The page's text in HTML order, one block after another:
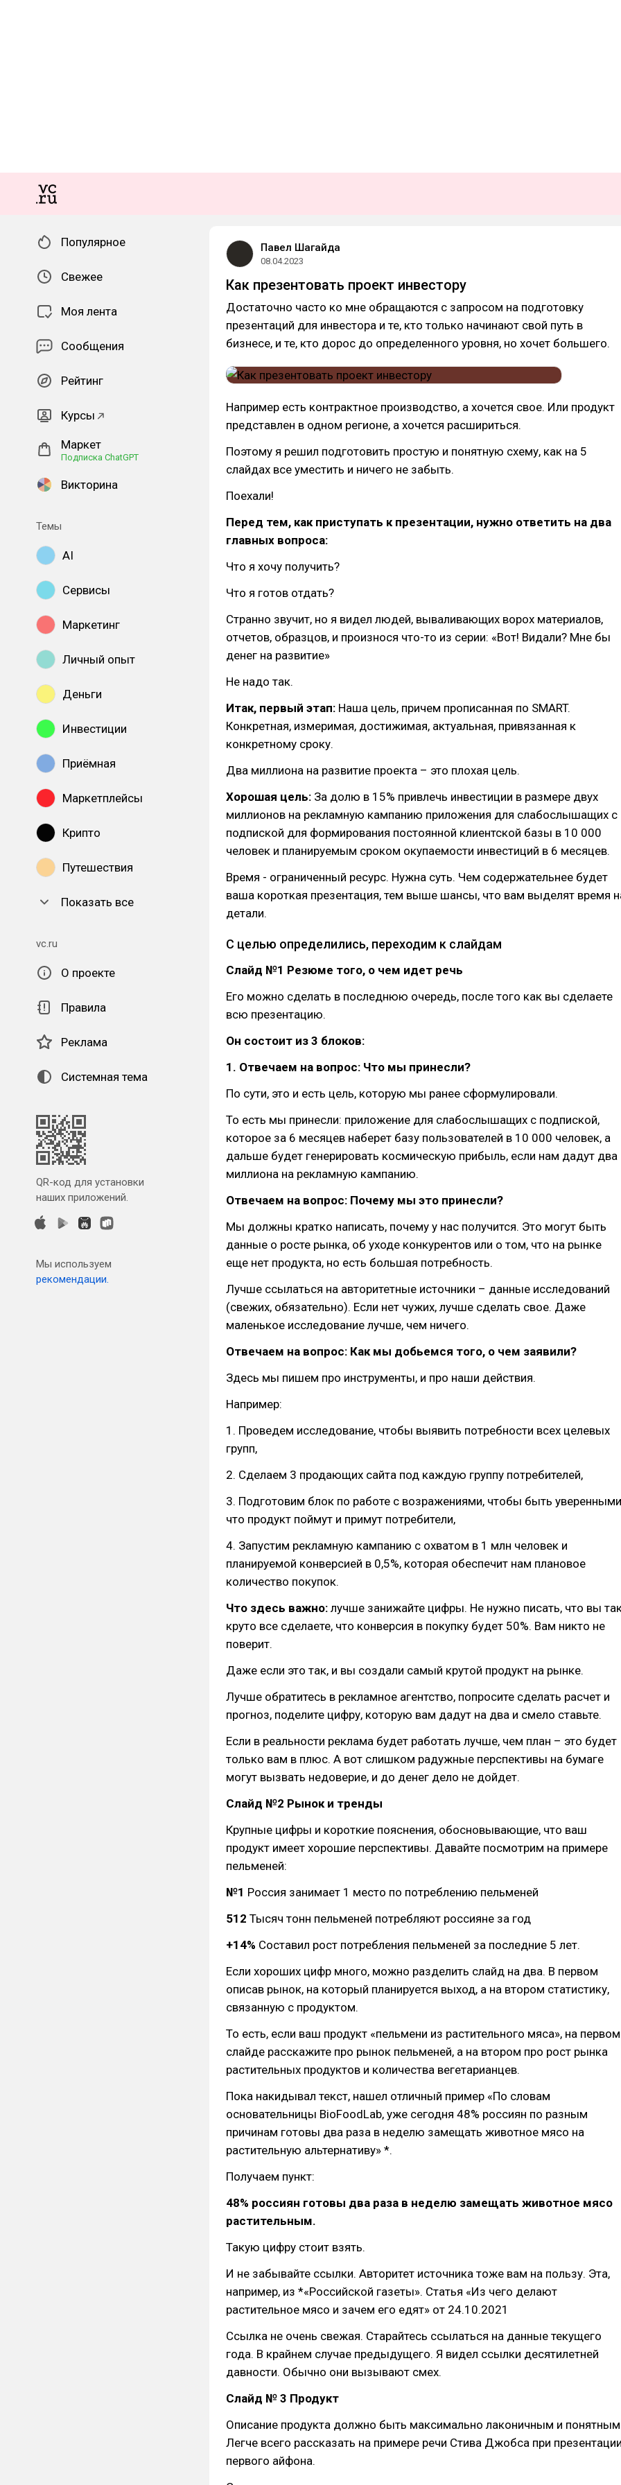
Популярное
Свежее
Моя лента
Сообщения
Рейтинг
Курсы
Маркет
Подписка ChatGPT
Викторина
Темы
AI
Сервисы
Маркетинг
Личный опыт
Деньги
Инвестиции
Приёмная
Маркетплейсы
Крипто
Путешествия
Показать все
vc.ru
О проекте
Правила
Реклама
Системная тема
QR-код для установки
наших приложений.
Мы используем
рекомендации.
Павел Шагайда
08.04.2023
Как презентовать проект инвестору
Достаточно часто ко мне обращаются с запросом на подготовку
презентаций для инвестора и те, кто только начинают свой путь в
бизнесе, и те, кто дорос до определенного уровня, но хочет большего.
Например есть контрактное производство, а хочется свое. Или продукт
представлен в одном регионе, а хочется расшириться.
Поэтому я решил подготовить простую и понятную схему, как на 5
слайдах все уместить и ничего не забыть.
Поехали!
Перед тем, как приступать к презентации, нужно ответить на два
главных вопроса:
Что я хочу получить?
Что я готов отдать?
Странно звучит, но я видел людей, вываливающих ворох материалов,
отчетов, образцов, и произнося что-то из серии: «Вот! Видали? Мне бы
денег на развитие»
Не надо так.
Итак, первый этап: Наша цель, причем прописанная по SMART.
Конкретная, измеримая, достижимая, актуальная, привязанная к
конкретному сроку.
Два миллиона на развитие проекта – это плохая цель.
Хорошая цель: За долю в 15% привлечь инвестиции в размере двух
миллионов на рекламную кампанию приложения для слабослышащих с
подпиской для формирования постоянной клиентской базы в 10 000
человек и планируемым сроком окупаемости инвестиций в 6 месяцев.
Время - ограниченный ресурс. Нужна суть. Чем содержательнее будет
ваша короткая презентация, тем выше шансы, что вам выделят время
детали.
С целью определились, переходим к слайдам
Слайд №1 Резюме того, о чем идет речь
Его можно сделать в последнюю очередь, после того как вы сделаете
всю презентацию.
Он состоит из 3 блоков:
1. Отвечаем на вопрос: Что мы принесли?
По сути, это и есть цель, которую мы ранее сформулировали.
То есть мы принесли: приложение для слабослышащих с подпиской,
которое за 6 месяцев наберет базу пользователей в 10 000 человек, а
дальше будет генерировать космическую прибыль, если нам дадут два
миллиона на рекламную кампанию.
Отвечаем на вопрос: Почему мы это принесли?
Мы должны кратко написать, почему у нас получится. Это могут быть
данные о росте рынка, об уходе конкурентов или о том, что на рынке
еще нет продукта, но есть большая потребность.
Лучше ссылаться на авторитетные источники – данные исследований
(свежих, обязательно). Если нет чужих, лучше сделать свое. Даже
маленькое исследование лучше, чем ничего.
Отвечаем на вопрос: Как мы добьемся того, о чем заявили?
Здесь мы пишем про инструменты, и про наши действия.
Например:
1. Проведем исследование, чтобы выявить потребности всех целевых
групп,
2. Сделаем 3 продающих сайта под каждую группу потребителей,
3. Подготовим блок по работе с возражениями, чтобы быть
что продукт поймут и примут потребители,
4. Запустим рекламную кампанию с охватом в 1 млн человек и
планируемой конверсией в 0,5%, которая обеспечит нам плановое
количество покупок.
Что здесь важно: лучше занижайте цифры. Не нужно писать, что вы
круто все сделаете, что конверсия в покупку будет 50%. Вам никто не
поверит.
Даже если это так, и вы создали самый крутой продукт на рынке.
Лучше обратитесь в рекламное агентство, попросите сделать расчет и
прогноз, поделите цифру, которую вам дадут на два и смело ставьте.
Если в реальности реклама будет работать лучше, чем план – это будет
только вам в плюс. А вот слишком радужные перспективы на бумаге
могут вызвать недоверие, и до денег дело не дойдет.
Слайд №2 Рынок и тренды
Крупные цифры и короткие пояснения, обосновывающие, что ваш
продукт имеет хорошие перспективы. Давайте посмотрим на примере
пельменей:
№1 Россия занимает 1 место по потреблению пельменей
512 Тысяч тонн пельменей потребляют россияне за год
+14% Составил рост потребления пельменей за последние 5 лет.
Если хороших цифр много, можно разделить слайд на два. В первом
описав рынок, на который планируется выход, а на втором статистику,
связанную с продуктом.
То есть, если ваш продукт «пельмени из растительного мяса», на первом
слайде расскажите про рынок пельменей, а на втором про рост рынка
растительных продуктов и количества вегетарианцев.
Пока накидывал текст, нашел отличный пример «По словам
основательницы BioFoodLab, уже сегодня 48% россиян по разным
причинам готовы два раза в неделю замещать животное мясо на
растительную альтернативу» *.
Получаем пункт:
48% россиян готовы два раза в неделю замещать животное мясо
растительным.
Такую цифру стоит взять.
И не забывайте ссылки. Авторитет источника тоже вам на пользу. Эта,
например, из *«Российской газеты». Статья «Из чего делают
растительное мясо и зачем его едят» от 24.10.2021
Ссылка не очень свежая. Старайтесь ссылаться на данные текущего
года. В крайнем случае предыдущего. Я видел ссылки десятилетней
давности. Обычно они вызывают смех.
Слайд № 3 Продукт
Описание продукта должно быть максимально лаконичным и
Легче всего рассказать на примере речи Стива Джобса при
первого айфона.